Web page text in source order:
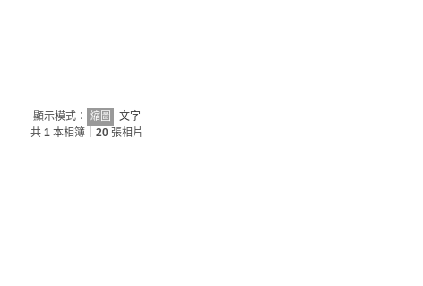
顯示模式： 縮圖
文字
共 1 本相簿｜ 20 張相片